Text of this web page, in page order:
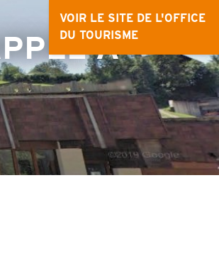
À
VOIR LE SITE DE L'OFFICE
DU TOURISME